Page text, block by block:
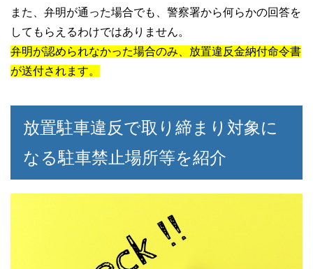
また、弁明が通った場合でも、警察署から何らかの回答を
してもらえるわけではありません。
弁明が認められなかった場合のみ、放置違反金納付命令書
が送付されます。
放置駐車違反で取り締まり対象に
なる駐車禁止場所等を紹介